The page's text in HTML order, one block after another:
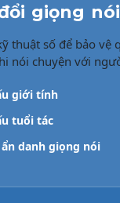
giọng nói
thuật số để bảo vệ
nói chuyện với
giới tính
tuổi tác
danh giọng nói